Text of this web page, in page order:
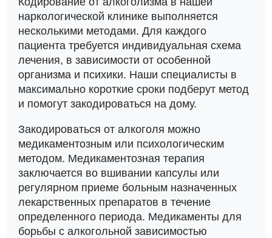
наркологической клинике выполняется
несколькими методами. Для каждого
пациента требуется индивидуальная схема
лечения, в зависимости от особенной
организма и психики. Наши специалисты в
максимально короткие сроки подберут метод
и помогут закодироваться на дому.
Закодироваться от алкоголя можно
медикаментозным или психологическим
методом. Медикаментозная терапия
заключается во вшивании капсулы или
регулярном приеме больным назначенных
лекарственных препаратов в течение
определенного периода. Медикаменты для
борьбы с алкогольной зависимостью